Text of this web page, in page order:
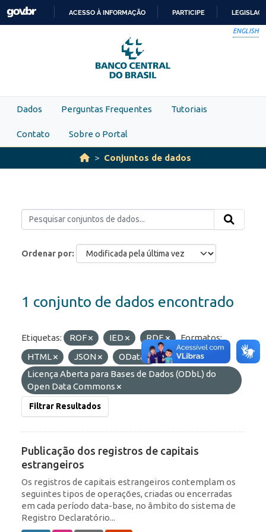
Skip to main content
PARA
O
CONTEÚDO
ACESSO À INFORMAÇÃO PARTICIPE
ENGLISH
Dados Perguntas Frequentes Tutoriais
Contato Sobre o Portal
Conjuntos de dados
Ordenar por
1 conjunto de dados encontrado
Etiquetas: ROF IED RDE
Formatos:
HTML
JSON OData
Licenças:
Licença Aberta para Bases de Dados (ODbL) do
Open Data Commons
Filtrar Resultados
Publicação dos registros de capitais
estrangeiros
Os registros de capitais estrangeiros contemplam os
seguintes tipos de operações, criadas ou encerradas
em cada período data-base, no âmbito do sistema de
Registro Declaratório...